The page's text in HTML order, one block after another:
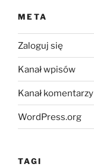
META
Zaloguj się
Kanał wpisów
Kanał komentarzy
WordPress.org
TAGI